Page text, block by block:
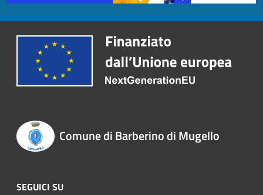
Comune di Barberino di Mugello
SEGUICI SU